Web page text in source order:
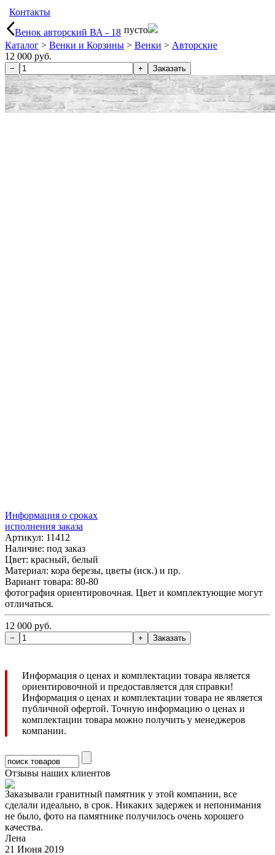
Контакты
Венок авторский ВА - 18 пусто
Каталог > Венки и Корзины > Венки > Авторские
12 000 руб.
Информация о сроках
исполнения заказа
Артикул: 11412
Наличие: под заказ
Цвет: красный, белый
Материал: кора березы, цветы (иск.) и пр.
Вариант товара: 80-80
фотография ориентировочная. Цвет и комплектующие могут
отличаться.
12 000 руб.
Информация о ценах и комплектации товара является
ориентировочной и предоставляется для справки!
Информация о ценах и комплектации товара не является
публичной офертой. Точную информацию о ценах и
комплектации товара можно получить у менеджеров
компании.
Отзывы наших клиентов
Заказывали гранитный памятник у этой компании, все
сделали идеально, в срок. Никаких задержек и непонимания
не было, фото на памятнике получилось очень хорошего
качества.
Лена
21 Июня 2019